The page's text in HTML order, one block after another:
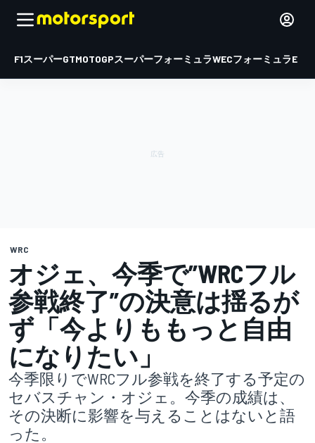
F1スーパーGTMOTOGPスーパーフォーミュラWECフォーミュラE
WRC
オジェ、今季で”WRCフル
参戦終了”の決意は揺るが
ず「今よりももっと自由
になりたい」
今季限りでWRCフル参戦を終了する予定の
セバスチャン・オジェ。今季の成績は、
その決断に影響を与えることはないと語
った。